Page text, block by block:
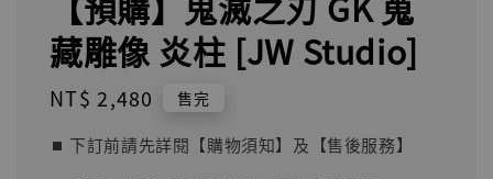
藏雕像 炎柱 [JW Studio]
Regular
NT$ 2,480 售完
⏹︎ 下訂前請先詳閱【購物須知】及【售後服務】